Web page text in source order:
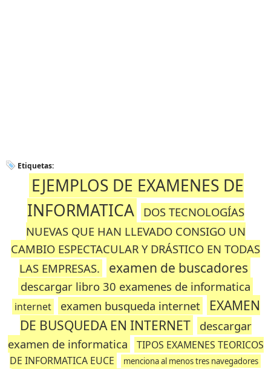
Etiquetas:
EJEMPLOS DE EXAMENES DE
INFORMATICA
DOS TECNOLOGÍAS
NUEVAS QUE HAN LLEVADO CONSIGO UN
CAMBIO ESPECTACULAR Y DRÁSTICO EN TODAS
LAS EMPRESAS.
examen de buscadores
descargar libro 30 examenes de informatica
internet examen busqueda internet
EXAMEN
DE BUSQUEDA EN INTERNET
descargar
examen de informatica
TIPOS EXAMENES TEORICOS
DE INFORMATICA EUCE
menciona al menos tres navegadores